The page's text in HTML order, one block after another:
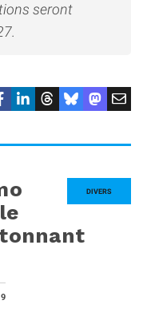
seront
DIVERS